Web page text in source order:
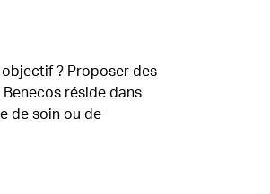
? Proposer des
réside dans
de soin ou de